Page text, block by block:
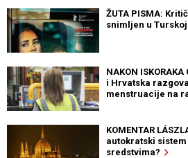
ŽUTA PISMA:
snimljen u Turskoj
NAKON
i Hrvatska
menstruacije na
KOMENTAR
autokratski
sredstvima?